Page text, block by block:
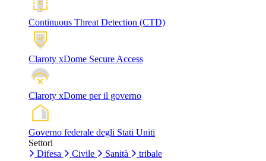
Continuous Threat Detection (CTD)
Claroty xDome Secure Access
Claroty xDome per il governo
Governo federale degli Stati Uniti
Settori
Difesa
Civile Sanità tribale